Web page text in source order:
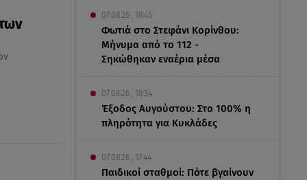
07.08.26 , 18:45
Φωτιά στο Στεφάνι Κορίνθου:
Μήνυμα από το 112 -
Σηκώθηκαν εναέρια μέσα
07.08.26 , 18:34
Έξοδος Αυγούστου: Στο 100% η
πληρότητα για Κυκλάδες
07.08.26 , 17:44
Παιδικοί σταθμοί: Πότε βγαίνουν